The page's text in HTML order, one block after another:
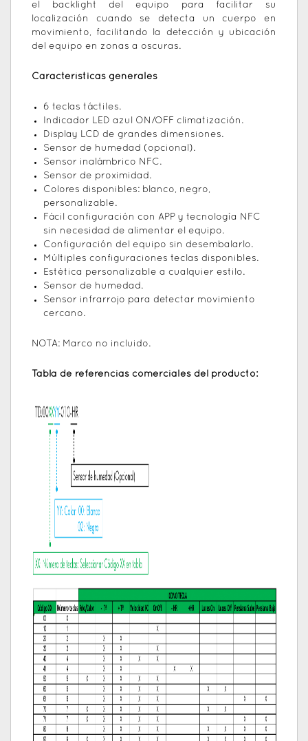
el backlight del equipo para facilitar su
localización cuando se detecta un cuerpo en
movimiento, facilitando la detección y ubicación
del equipo en zonas a oscuras.
Características generales
6 teclas táctiles.
Indicador LED azul ON/OFF climatización.
Display LCD de grandes dimensiones.
Sensor de humedad (opcional).
Sensor inalámbrico NFC.
Sensor de proximidad.
Colores disponibles: blanco, negro,
personalizable.
Fácil configuración con APP y tecnología NFC
sin necesidad de alimentar el equipo.
Configuración del equipo sin desembalarlo.
Múltiples configuraciones teclas disponibles.
Estética personalizable a cualquier estilo.
Sensor de humedad.
Sensor infrarrojo para detectar movimiento
cercano.
NOTA: Marco no incluido.
Tabla de referencias comerciales del producto: